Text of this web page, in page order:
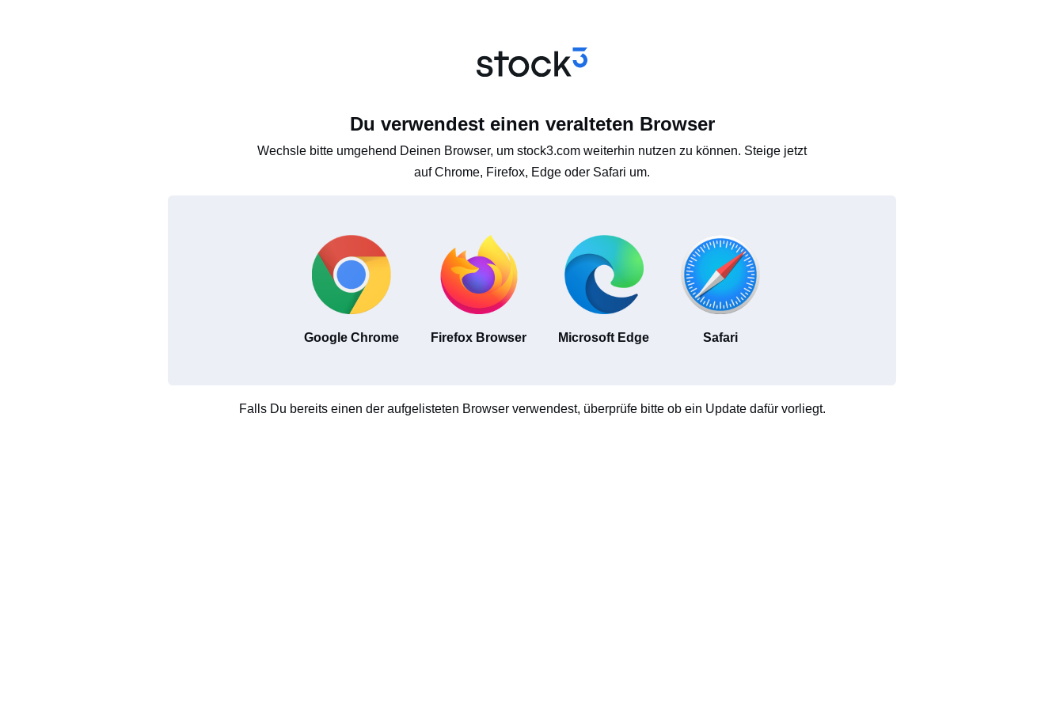
Du verwendest einen veralteten Browser
Wechsle bitte umgehend Deinen Browser, um stock3.com weiterhin nutzen zu können. Steige jetzt
auf Chrome, Firefox, Edge oder Safari um.
Google Chrome Firefox Browser Microsoft Edge Safari
Falls Du bereits einen der aufgelisteten Browser verwendest, überprüfe bitte ob ein Update dafür vorliegt.